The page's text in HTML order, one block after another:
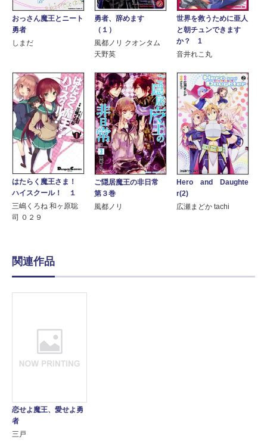
おっさん魔王とニート
勇者
しまだ
勇者、辞めます
（１）
風都ノリ クオンタム
天野英
世界を救うために亜人
と朝チュンできます
か？ 1
音井れこ丸
はたらく魔王さま！
ハイスクール！ １
三嶋くろね 和ヶ原聡
司 ０２９
ご隠居魔王の非日常
第３巻
風都ノリ
Hero and Daughte
r(2)
広瀬まどか tachi
関連作品
恋せよ魔王、愛せよ勇
者
三戸